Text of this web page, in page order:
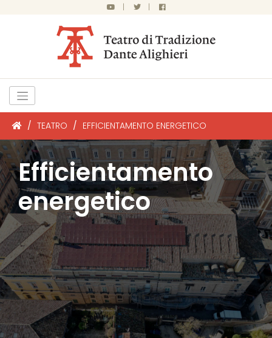
| |
/ TEATRO / EFFICIENTAMENTO ENERGETICO
Efficientamento
energetico